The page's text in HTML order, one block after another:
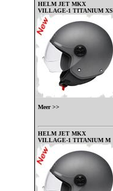
HELM JET MKX
VILLAGE-1 TITANIUM XS
Meer >>
HELM JET MKX
VILLAGE-1 TITANIUM M